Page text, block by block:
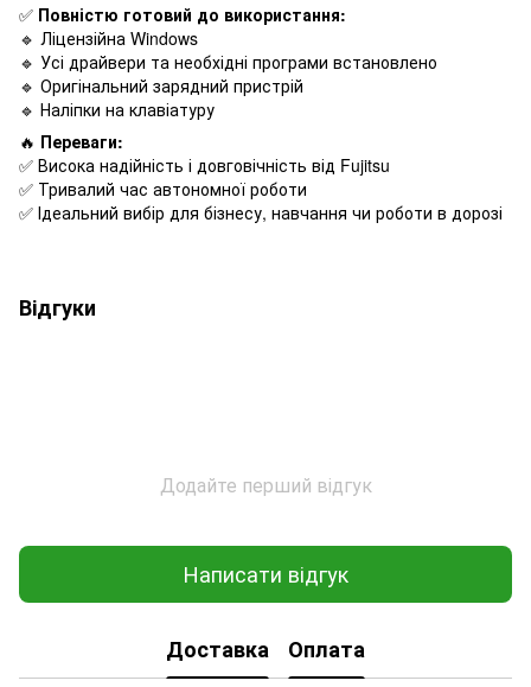
✅ Повністю готовий до використання:
🔹 Ліцензійна Windows
🔹 Усі драйвери та необхідні програми встановлено
🔹 Оригінальний зарядний пристрій
🔹 Наліпки на клавіатуру
🔥 Переваги:
✅ Висока надійність і довговічність від Fujitsu
✅ Тривалий час автономної роботи
✅ Ідеальний вибір для бізнесу, навчання чи роботи в дорозі
Відгуки
Додайте перший відгук
Написати відгук
Доставка Оплата